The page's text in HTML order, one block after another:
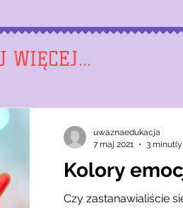
WIĘCEJ...
Kolory
Czy zastanawialiście
uwaznaedukacja
7 maj 2021
3